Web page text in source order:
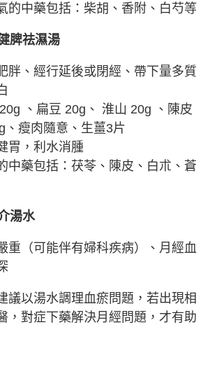
的中藥包括：柴胡、香附、白芍等
脾祛濕湯
胖、經行延後或閉經、帶下量多質
、扁豆 20g、 淮山 20g 、陳皮
、瘦肉隨意、生薑3片
胃，利水消腫
中藥包括：茯苓、陳皮、白朮、蒼
湯水
重（可能伴有婦科疾病）、月經血
議以湯水調理血瘀問題，若出現相
，對症下藥解決月經問題，才有助